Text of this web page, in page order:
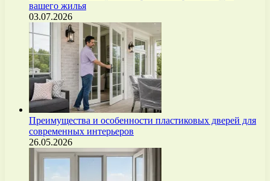
вашего жилья
03.07.2026
Преимущества и особенности пластиковых дверей для
современных интерьеров
26.05.2026